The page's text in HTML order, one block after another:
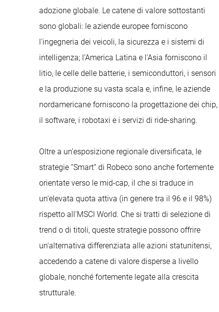
adozione globale. Le catene di valore sottostanti
sono globali: le aziende europee forniscono
l'ingegneria dei veicoli, la sicurezza e i sistemi di
intelligenza; l’America Latina e l'Asia forniscono il
litio, le celle delle batterie, i semiconduttori, i sensori
e la produzione su vasta scala e, infine, le aziende
nordamericane forniscono la progettazione dei chip,
il software, i robotaxi e i servizi di ride-sharing.
Oltre a un'esposizione regionale diversificata, le
strategie “Smart” di Robeco sono anche fortemente
orientate verso le mid-cap, il che si traduce in
un'elevata quota attiva (in genere tra il 96 e il 98%)
rispetto all'MSCI World. Che si tratti di selezione di
trend o di titoli, queste strategie possono offrire
un'alternativa differenziata alle azioni statunitensi,
accedendo a catene di valore disperse a livello
globale, nonché fortemente legate alla crescita
strutturale.